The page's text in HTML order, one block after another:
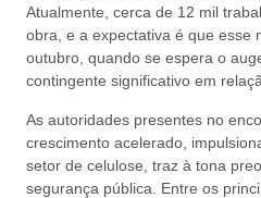
Atualmente, cerca de 12 mil
obra, e a expectativa é que esse
outubro, quando se espera o
contingente significativo em
As autoridades presentes no
crescimento acelerado,
setor de celulose, traz à tona
segurança pública. Entre os